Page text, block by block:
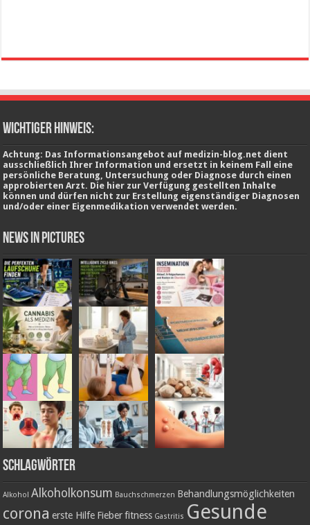
wichtiger Hinweis:
Achtung: Das Informationsangebot auf medizin-blog.net dient
ausschließlich Ihrer Information und ersetzt in keinem Fall eine
persönliche Beratung, Untersuchung oder Diagnose durch einen
approbierten Arzt. Die hier zur Verfügung gestellten Inhalte
können und dürfen nicht zur Erstellung eigenständiger Diagnosen
und/oder einer Eigenmedikation verwendet werden.
News in Pictures
Schlagwörter
Alkohol Alkoholkonsum Bauchschmerzen Behandlungsmöglichkeiten
corona erste Hilfe Fieber fitness Gastritis Gesunde